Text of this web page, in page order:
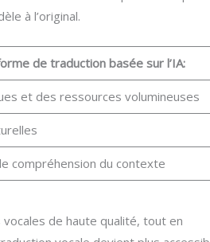
à l’original.
de traduction basée sur l’IA:
et des ressources volumineuses
compréhension du contexte
de haute qualité, tout en